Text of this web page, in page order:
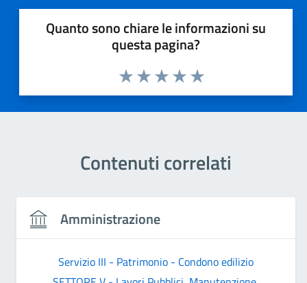
Quanto sono chiare le informazioni su
questa pagina?
Valuta 5 stelle su 5
Valuta 4 stelle su 5
Valuta 3 stelle su 5
Valuta 2 stelle su 5
Valuta 1 stelle su 5
Contenuti correlati
Amministrazione
Servizio III - Patrimonio - Condono edilizio